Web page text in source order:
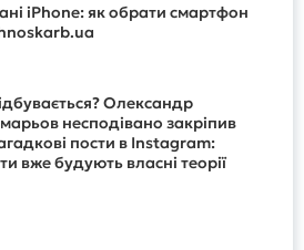
iPhone: як обрати смартфон
Олександр
несподівано закріпив
пости в Instagram:
вже будують власні теорії